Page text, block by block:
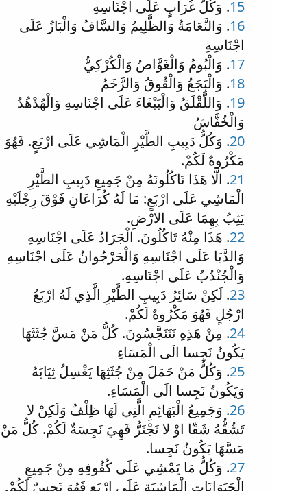
15. وَكُلُّ غُرَابٍ عَلَى اجْنَاسِهِ
16. وَالنَّعَامَةُ وَالظَّلِيمُ وَالسَّافُ وَالْبَازُ عَلَى
اجْنَاسِهِ
17. وَالْبُومُ وَالْغَوَّاصُ وَالْكُرْكِيُّ
18. وَالْبَجَعُ وَالْقُوقُ وَالرَّخَمُ
19. وَاللَّقْلَقُ وَالْبَبْغَاءَ عَلَى اجْنَاسِهِ وَالْهُدْهُدُ
وَالْخُفَّاشُ
20. وَكُلُّ دَبِيبِ الطَّيْرِ الْمَاشِي عَلَى ارْبَعٍ. فَهُوَ
مَكْرُوهٌ لَكُمْ.
21. الَّا هَذَا تَاكُلُونَهُ مِنْ جَمِيعِ دَبِيبِ الطَّيْرِ
الْمَاشِي عَلَى ارْبَعٍ: مَا لَهُ كُرَاعَانِ فَوْقَ رِجْلَيْهِ
يَثِبُ بِهِمَا عَلَى الارْضِ.
22. هَذَا مِنْهُ تَاكُلُونَ. الْجَرَادُ عَلَى اجْنَاسِهِ
وَالدَّبَا عَلَى اجْنَاسِهِ وَالْحَرْجُوانُ عَلَى اجْنَاسِهِ
وَالْجُنْدُبُ عَلَى اجْنَاسِهِ.
23. لَكِنْ سَائِرُ دَبِيبِ الطَّيْرِ الَّذِي لَهُ ارْبَعُ
ارْجُلٍ فَهُوَ مَكْرُوهٌ لَكُمْ.
24. مِنْ هَذِهِ تَتَنَجَّسُونَ. كُلُّ مَنْ مَسَّ جُثَثَهَا
يَكُونُ نَجِسا الَى الْمَسَاءِ
25. وَكُلُّ مَنْ حَمَلَ مِنْ جُثَثِهَا يَغْسِلُ ثِيَابَهُ
وَيَكُونُ نَجِسا الَى الْمَسَاءِ.
26. وَجَمِيعُ الْبَهَائِمِ الَّتِي لَهَا ظِلْفٌ وَلَكِنْ لا
تَشُقُّهُ شَقّا اوْ لا تَجْتَرُّ فَهِيَ نَجِسَةٌ لَكُمْ. كُلُّ مَنْ
مَسَّهَا يَكُونُ نَجِسا.
27. وَكُلُّ مَا يَمْشِي عَلَى كُفُوفِهِ مِنْ جَمِيعِ
الْحَيَوَانَاتِ الْمَاشِيَةِ عَلَى ارْبَعٍ فَهُوَ نَجِسٌ لَكُمْ.